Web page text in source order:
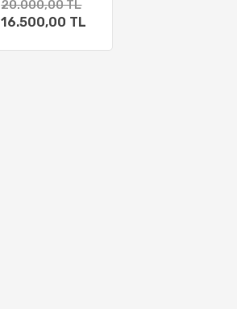
20.000,00 TL
16.500,00 TL